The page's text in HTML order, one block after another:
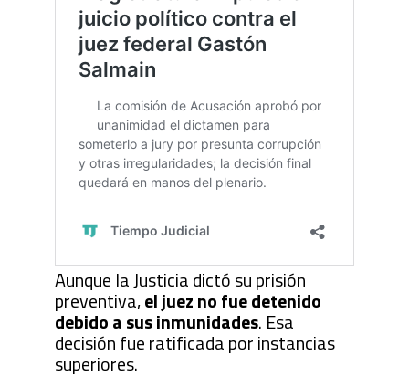
Aunque la Justicia dictó su prisión
preventiva,el juez no fue detenido
debido a sus inmunidades. Esa
decisión fue ratificada por instancias
superiores.